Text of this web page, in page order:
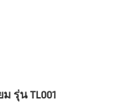
ม รุ่น TL001